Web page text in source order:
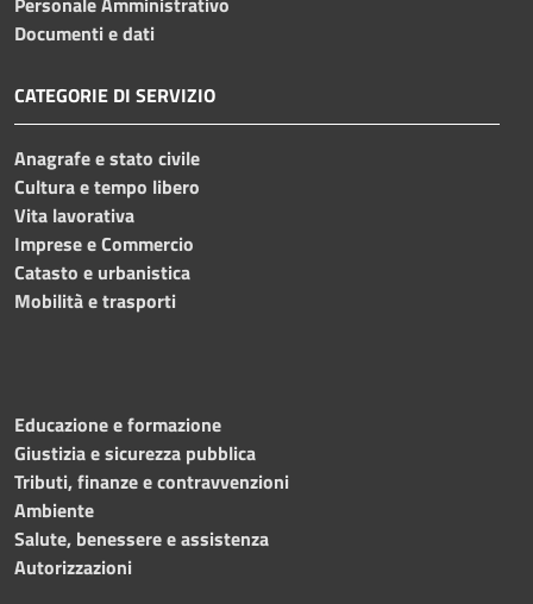
Documenti e dati
CATEGORIE DI SERVIZIO
Anagrafe e stato civile
Cultura e tempo libero
Vita lavorativa
Imprese e Commercio
Catasto e urbanistica
Mobilità e trasporti
Educazione e formazione
Giustizia e sicurezza pubblica
Tributi, finanze e contravvenzioni
Ambiente
Salute, benessere e assistenza
Autorizzazioni